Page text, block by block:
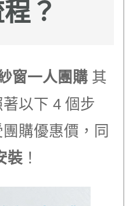
？
窗一人團購 其
以下 4 個步
購優惠價，同
裝 ！